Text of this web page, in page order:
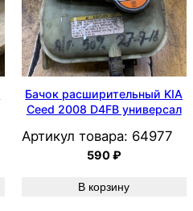
Бачок расширительный KIA
Ceed 2008 D4FB универсал
Артикул товара: 64977
590₽
В корзину